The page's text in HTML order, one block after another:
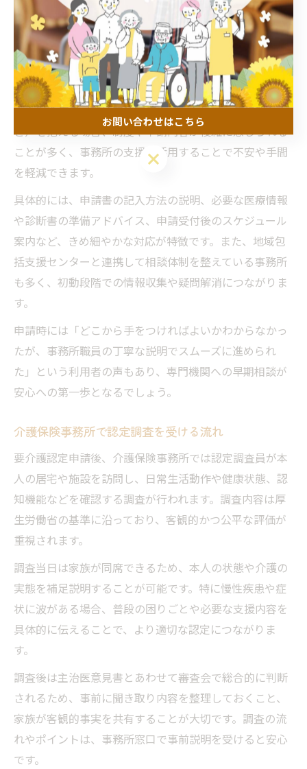
要介護認定申請時の事務所サポート活用法
介護保険事務所は、要介護認定申請の際に家族や本人が
迷わないよう、手続きの流れや必要書類の案内、申請書
類の作成サポートを行っています。特に初めて申請する
方や慢性疾患（脊柱管狭窄症やパーキンソン症候群な
ど）を抱える場合、制度や申請内容が複雑に感じられる
ことが多く、事務所の支援を活用することで不安や手間
を軽減できます。
具体的には、申請書の記入方法の説明、必要な医療情報
や診断書の準備アドバイス、申請受付後のスケジュール
案内など、きめ細やかな対応が特徴です。また、地域包
括支援センターと連携して相談体制を整えている事務所
も多く、初動段階での情報収集や疑問解消につながりま
す。
申請時には「どこから手をつければよいかわからなかっ
たが、事務所職員の丁寧な説明でスムーズに進められ
た」という利用者の声もあり、専門機関への早期相談が
安心への第一歩となるでしょう。
介護保険事務所で認定調査を受ける流れ
要介護認定申請後、介護保険事務所では認定調査員が本
人の居宅や施設を訪問し、日常生活動作や健康状態、認
知機能などを確認する調査が行われます。調査内容は厚
生労働省の基準に沿っており、客観的かつ公平な評価が
重視されます。
調査当日は家族が同席できるため、本人の状態や介護の
実態を補足説明することが可能です。特に慢性疾患や症
状に波がある場合、普段の困りごとや必要な支援内容を
具体的に伝えることで、より適切な認定につながりま
す。
調査後は主治医意見書とあわせて審査会で総合的に判断
されるため、事前に聞き取り内容を整理しておくこと、
家族が客観的事実を共有することが大切です。調査の流
れやポイントは、事務所窓口で事前説明を受けると安心
です。
お問い合わせはこちら
お問い合わせはこちら